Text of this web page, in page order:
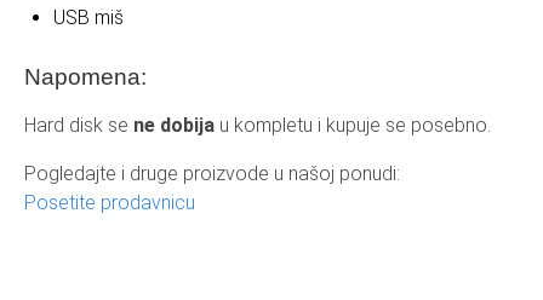
USB miš
Napomena:
Hard disk se ne dobija u kompletu i kupuje se posebno.
Pogledajte i druge proizvode u našoj ponudi:
Posetite prodavnicu